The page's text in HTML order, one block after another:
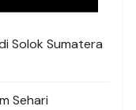
Solok Sumatera
Sehari